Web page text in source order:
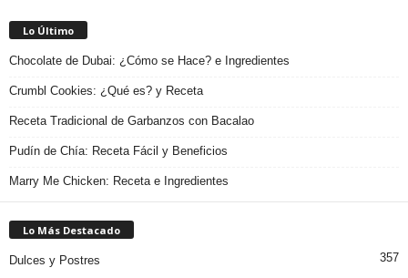
Lo Último
Chocolate de Dubai: ¿Cómo se Hace? e Ingredientes
Crumbl Cookies: ¿Qué es? y Receta
Receta Tradicional de Garbanzos con Bacalao
Pudín de Chía: Receta Fácil y Beneficios
Marry Me Chicken: Receta e Ingredientes
Lo Más Destacado
Dulces y Postres 357